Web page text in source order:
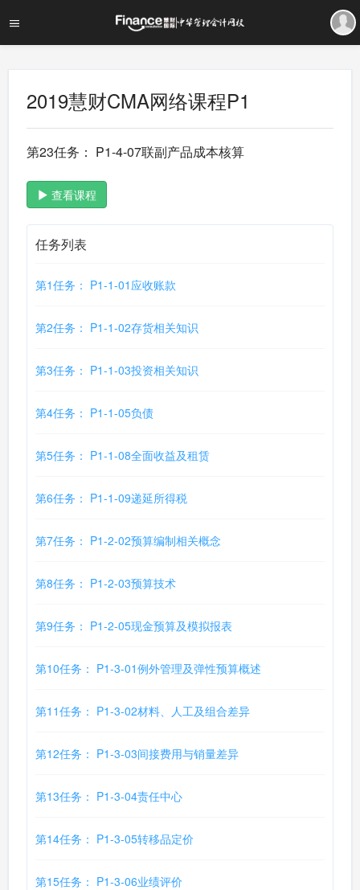
2019慧财CMA网络课程P1
第23任务： P1-4-07联副产品成本核算
查看课程
任务列表
第1任务： P1-1-01应收账款
第2任务： P1-1-02存货相关知识
第3任务： P1-1-03投资相关知识
第4任务： P1-1-05负债
第5任务： P1-1-08全面收益及租赁
第6任务： P1-1-09递延所得税
第7任务： P1-2-02预算编制相关概念
第8任务： P1-2-03预算技术
第9任务： P1-2-05现金预算及模拟报表
第10任务： P1-3-01例外管理及弹性预算概述
第11任务： P1-3-02材料、人工及组合差异
第12任务： P1-3-03间接费用与销量差异
第13任务： P1-3-04责任中心
第14任务： P1-3-05转移品定价
第15任务： P1-3-06业绩评价